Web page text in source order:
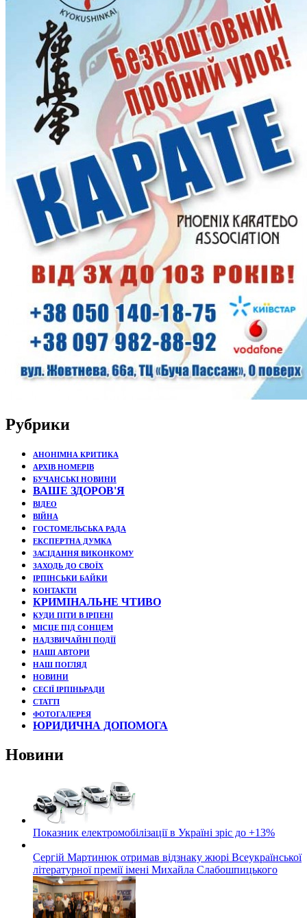
Рубрики
АНОНІМНА КРИТИКА
АРХІВ НОМЕРІВ
БУЧАНСЬКІ НОВИНИ
ВАШЕ ЗДОРОВ'Я
ВІДЕО
ВІЙНА
ГОСТОМЕЛЬСЬКА РАДА
ЕКСПЕРТНА ДУМКА
ЗАСІДАННЯ ВИКОНКОМУ
ЗАХОДЬ ДО СВОЇХ
ІРПІНСЬКИ БАЙКИ
КОНТАКТИ
КРИМІНАЛЬНЕ ЧТИВО
КУДИ ПІТИ В ІРПЕНІ
МІСЦЕ ПІД СОНЦЕМ
НАДЗВИЧАЙНІ ПОДЇЇ
НАШІ АВТОРИ
НАШ ПОГЛЯД
НОВИНИ
СЕСІЇ ІРПІНЬРАДИ
СТАТТІ
ФОТОГАЛЕРЕЯ
ЮРИДИЧНА ДОПОМОГА
Новини
Показник електромобілізації в Україні зріс до +13%
Сергій Мартинюк отримав відзнаку жюрі Всеукраїнської
літературної премії імені Михайла Слабошпицького